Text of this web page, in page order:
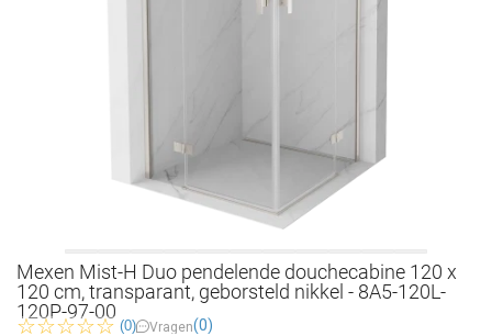
Mexen Mist-H Duo pendelende douchecabine 120 x
120 cm, transparant, geborsteld nikkel - 8A5-120L-
120P-97-00
(0) Vragen(0)